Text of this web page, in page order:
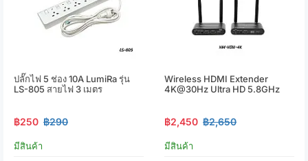
ปลั๊กไฟ 5 ช่อง 10A LumiRa รุ่น
LS-805 สายไฟ 3 เมตร
฿250 ฿290
มีสินค้า
Wireless HDMI Extender
4K@30Hz Ultra HD 5.8GHz
฿2,450 ฿2,650
มีสินค้า